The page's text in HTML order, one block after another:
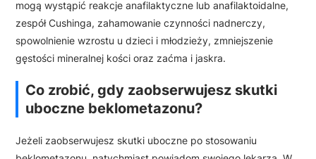
mogą wystąpić reakcje anafilaktyczne lub anafilaktoidalne,
zespół Cushinga, zahamowanie czynności nadnerczy,
spowolnienie wzrostu u dzieci i młodzieży, zmniejszenie
gęstości mineralnej kości oraz zaćma i jaskra.
Co zrobić, gdy zaobserwujesz skutki
uboczne beklometazonu?
Jeżeli zaobserwujesz skutki uboczne po stosowaniu